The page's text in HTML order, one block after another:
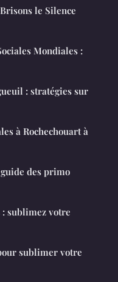
le Silence
Mondiales :
: stratégies sur
à Rochechouart à
des primo
: sublimez votre
sublimer votre